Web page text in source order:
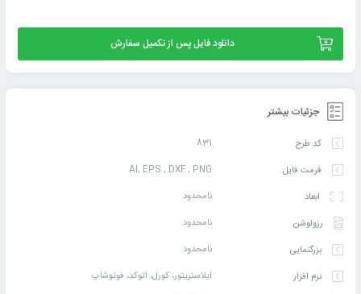
دانلود فایل پس از تکمیل سفارش
جزئیات بیشتر
کد طرح
831
فرمت فایل
AI, EPS , DXF , PNG
ابعاد
نامحدود
رزولوشن
نامحدود
بزرگنمایی
نامحدود
نرم افزار
ایلاستریتور، کورل، اتوکد، فوتوشاپ